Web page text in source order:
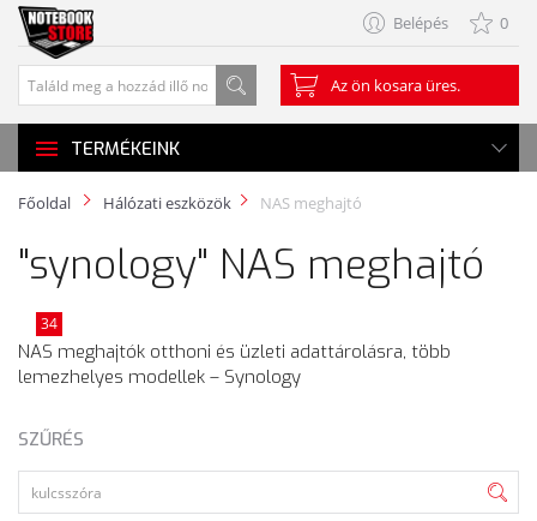
Belépés 0
Az ön kosara üres.
TERMÉKEINK
Főoldal Hálózati eszközök NAS meghajtó
"synology" NAS meghajtó
34
NAS meghajtók otthoni és üzleti adattárolásra, több
lemezhelyes modellek – Synology
SZŰRÉS